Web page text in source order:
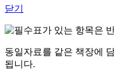
닫기
표가 있는 항목은
동일자료를 같은 책장에
됩니다.